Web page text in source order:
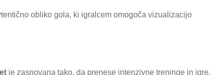
obliko gola, ki igralcem omogoča vizualizacijo
je zasnovana tako, da prenese intenzivne treninge in igre,